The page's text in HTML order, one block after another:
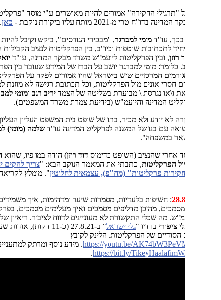
"תרגילי החקירה" אמורים להיות מאושרים ע"י מוסד "פרקליט המלווה",
בדו"ח טרי מ-2021 מותח עליו ביקורת נוקבת -
כאן .
מומי למברגר, "מבכירי הגורסים", ביקש וקיבל להיות "איש
לתכתובות שוטפות וכיו"ב, בין הפרקליטות לנציב הקבילות השופט
, ובין הפרקליטות ליועמ"ש משרד מבקר המדינה, עו"דיואל הדר,
כלומר: מומי למברגר יושב על הברז של המידע שעובר בין הפרקליטות
המרכזיים שיש בישראל שהיו אמורים לפקח על הפרקליטות,
חסרי אונים מול הפרקליטות, וכל תכתובת רגישה לא מוזנת למערכת
ו\או נגרסת \ מבוערת בשליטה של הצמדיריב רגבומומי למברגר, בגיבוי
המדינה והיועמ"ש (בידיעת צמרת משרד המשפטים).
לא יודע ולא מכיר, בתו של שופט בית המשפט העליון העליוןנעם
עם בנו של המשנה לפרקליט המדינה עו"דשלמה (מומי) למברגר. כך
במשפחה".
אחרי שהנציב (השופט בדימוסדוד רוזן) הודה במו פיו, שהואחסר כל
הפרקליטות , כתבתי את המאמר הנוקב הבא: "צריך להקים יחידה בשם
פרקליטות" (מח"פ), עצמאית לחלוטין". מומלץ לקריאה למי
: חשיפות בלעדיות, מסמרות שיער ומדהימות, איך משמידים מסמכים,
מהיכן מדליפים מסמכים ואיך מעלימים מסמכים, בפרקליטות
מה שכלי התקשורת לא מעוניינים לדווח לציבור. ריאיון שלאבי
ברדיו "גלי ישראל
" ב-27.8.21 (כ-11 דקות), אודות שערוריית
הסודיים של הפרקליטות. הלינק לקובץ
https://youtu.be/. מידע נוסף ומרתק למתעניינים יש
https://bit.ly/
.